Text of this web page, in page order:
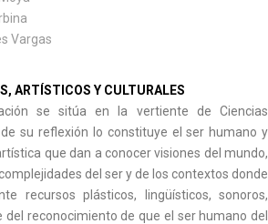
Vargas
ARTÍSTICOS Y CULTURALES
se sitúa en la vertiente de Ciencias
su reflexión lo constituye el ser humano y
que dan a conocer visiones del mundo,
del ser y de los contextos donde
recursos plásticos, lingüísticos, sonoros,
del reconocimiento de que el ser humano del